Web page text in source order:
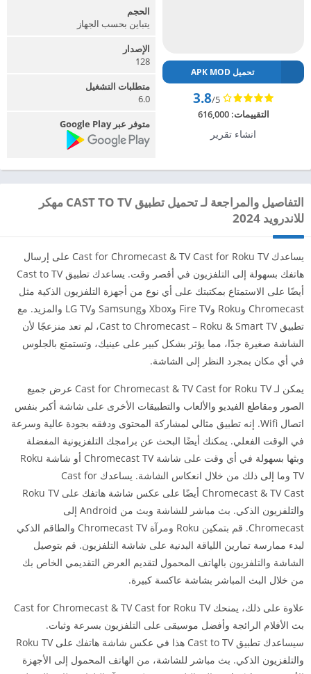
تحميل APK MOD
3.8/5
التقييمات:616,000
انشاء تقرير
الحجم
يتباين بحسب الجهاز
الإصدار
128
متطلبات التشغيل
6.0
متوفر عبر Google Play
التفاصيل والمراجعة لـ تحميل تطبيق CAST TO TV مهكر
للاندرويد 2024
يساعدك Cast for Chromecast & TV Cast for Roku TV على إرسال
هاتفك بسهولة إلى التلفزيون في أقصر وقت. يساعدك تطبيق Cast to TV
أيضًا على الاستمتاع بمكتبتك على أي نوع من أجهزة التلفزيون الذكية مثل
Chromecast وRoku وFire TV وXbox وSamsung وLG TV والمزيد. مع
تطبيق Cast to Chromecast – Roku & Smart TV، لم تعد منزعجًا لأن
الشاشة صغيرة جدًا، مما يؤثر بشكل كبير على عينيك، وتستمتع بالجلوس
في أي مكان بمجرد النظر إلى الشاشة.
يمكن لـ Cast for Chromecast & TV Cast for Roku TV عرض جميع
الصور ومقاطع الفيديو والألعاب والتطبيقات الأخرى على شاشة أكبر بنفس
اتصال Wifi. إنه تطبيق مثالي لمشاركة المحتوى ودفقه بجودة عالية وسرعة
في الوقت الفعلي. يمكنك أيضًا البحث عن برامجك التلفزيونية المفضلة
وبثها بسهولة في أي وقت على شاشة Chromecast TV أو شاشة Roku
TV وما إلى ذلك من خلال انعكاس الشاشة. يساعدك Cast for
Chromecast & TV Cast أيضًا على عكس شاشة هاتفك على Roku TV
والتلفزيون الذكي. بث مباشر للشاشة وبث من Android إلى
Chromecast. قم بتمكين Roku ومرآة Chromecast TV والطاقم الذكي
لبدء ممارسة تمارين اللياقة البدنية على شاشة التلفزيون. قم بتوصيل
الشاشة والتلفزيون بالهاتف المحمول لتقديم العرض التقديمي الخاص بك
من خلال البث المباشر بشاشة عاكسة كبيرة.
علاوة على ذلك، يمنحك Cast for Chromecast & TV Cast for Roku TV
بث الأفلام الرائجة وأفضل موسيقى على التلفزيون بسرعة وثبات.
سيساعدك تطبيق Cast to TV هذا في عكس شاشة هاتفك على Roku TV
والتلفزيون الذكي. بث مباشر للشاشة، من الهاتف المحمول إلى الأجهزة